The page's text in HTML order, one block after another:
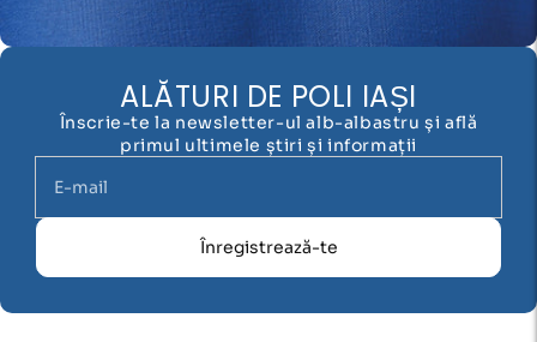
ALĂTURI DE POLI IAȘI
Înscrie-te la newsletter-ul alb-albastru și află
primul ultimele știri și informații
Înregistrează-te